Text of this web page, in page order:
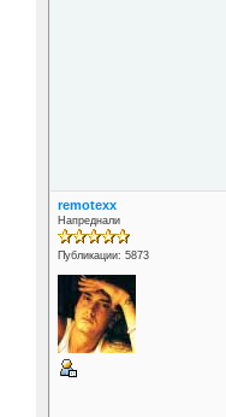
remotexx
Напреднали
Публикации: 5873